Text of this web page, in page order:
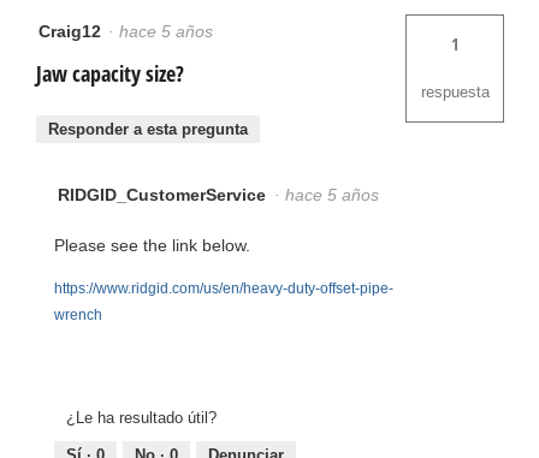
Craig12 · hace 5 años
Jaw capacity size?
1
respuesta
Responder a esta pregunta
RIDGID_CustomerService · hace 5 años
Please see the link below.
https://www.ridgid.com/us/en/heavy-duty-offset-pipe-
wrench
¿Le ha resultado útil?